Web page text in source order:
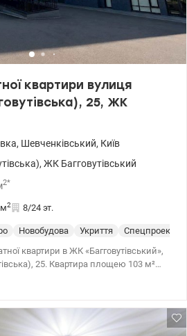
площа Галицька (Перемоги).
Вокзальна, Університет.
квартири вулиця
25, ЖК
, Шевченківський, Київ
, ЖК Багговутівський
2*
м2 8/24 эт.
Новобудова Укриття Спецпроект
квартири в ЖК «Багговутівський»,
25. Квартира площею 103 м²
з кухнею. Стан після
машинна штукатурка стін,